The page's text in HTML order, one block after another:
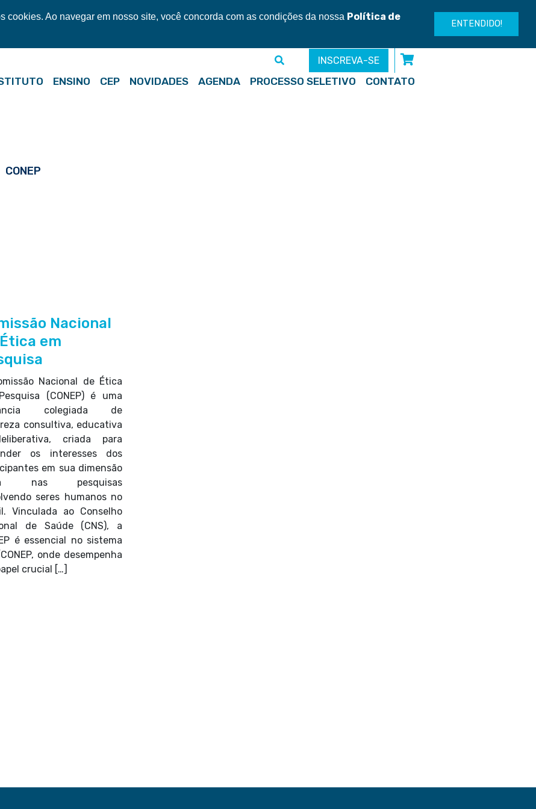
Ao navegar em nosso site, você concorda com as condições da nossa Política de
ENTENDIDO!
Entre ou cadastre-se
INSCREVA-SE
ENSINO CEP NOVIDADES AGENDA PROCESSO SELETIVO CONTATO
CONEP
Nacional
em
Nacional de Ética
(CONEP) é uma
colegiada de
consultiva, educativa
criada para
os interesses dos
em sua dimensão
nas pesquisas
seres humanos no
Vinculada ao Conselho
de Saúde (CNS), a
é essencial no sistema
onde desempenha
crucial […]